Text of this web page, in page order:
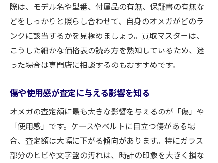
際は、モデル名や型番、付属品の有無、保証書の有無な
どをしっかりと照らし合わせて、自身のオメガがどのラ
ンクに該当するかを見極めましょう。買取マスターは、
こうした細かな価格表の読み方を熟知しているため、迷
った場合は専門店に相談するのもおすすめです。
傷や使用感が査定に与える影響を知る
オメガの査定額に最も大きな影響を与えるのが「傷」や
「使用感」です。ケースやベルトに目立つ傷がある場
合、査定額は大幅に下がる傾向があります。特にガラス
部分のヒビや文字盤の汚れは、時計の印象を大きく損な